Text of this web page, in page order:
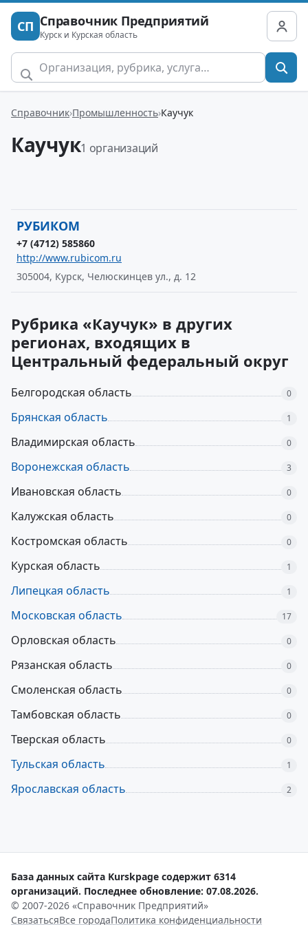
СП Справочник Предприятий
Курск и Курская область
Справочник Промышленность Каучук
Каучук1 организаций
РУБИКОМ
+7 (4712) 585860
http://www.rubicom.ru
305004, Курск, Челюскинцев ул., д. 12
Рубрика «Каучук» в других
регионах, входящих в
Центральный федеральный округ
Белгородская область 0
Брянская область 1
Владимирская область 0
Воронежская область 3
Ивановская область 0
Калужская область 0
Костромская область 0
Курская область 1
Липецкая область 1
Московская область 17
Орловская область 0
Рязанская область 0
Смоленская область 0
Тамбовская область 0
Тверская область 0
Тульская область 1
Ярославская область 2
База данных сайта Kurskpage содержит 6314
организаций. Последнее обновление: 07.08.2026.
© 2007-2026 «Справочник Предприятий»
СвязатьсяВсе городаПолитика конфиденциальности